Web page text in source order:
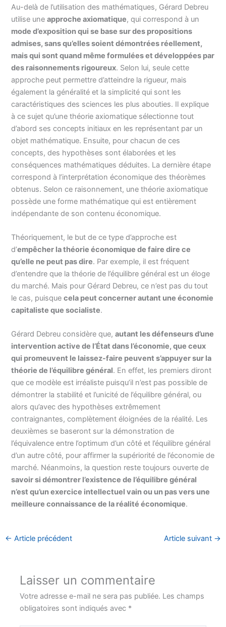
Au-delà de l’utilisation des mathématiques, Gérard Debreu
utilise uneapproche axiomatique, qui correspond à un
mode d’exposition qui se base sur des propositions
admises, sans qu’elles soient démontrées réellement,
mais qui sont quand même formulées et développées par
des raisonnements rigoureux. Selon lui, seule cette
approche peut permettre d’atteindre la rigueur, mais
également la généralité et la simplicité qui sont les
caractéristiques des sciences les plus abouties. Il explique
à ce sujet qu’une théorie axiomatique sélectionne tout
d’abord ses concepts initiaux en les représentant par un
objet mathématique. Ensuite, pour chacun de ces
concepts, des hypothèses sont élaborées et les
conséquences mathématiques déduites. La dernière étape
correspond à l’interprétation économique des théorèmes
obtenus. Selon ce raisonnement, une théorie axiomatique
possède une forme mathématique qui est entièrement
indépendante de son contenu économique.
Théoriquement, le but de ce type d’approche est
d’empêcher la théorie économique de faire dire ce
qu’elle ne peut pas dire. Par exemple, il est fréquent
d’entendre que la théorie de l’équilibre général est un éloge
du marché. Mais pour Gérard Debreu, ce n’est pas du tout
le cas, puisquecela peut concerner autant une économie
capitaliste que socialiste.
Gérard Debreu considère que,autant les défenseurs d’une
intervention active de l’État dans l’économie, que ceux
qui promeuvent le laissez-faire peuvent s’appuyer sur la
théorie de l’équilibre général. En effet, les premiers diront
que ce modèle est irréaliste puisqu’il n’est pas possible de
démontrer la stabilité et l’unicité de l’équilibre général, ou
alors qu’avec des hypothèses extrêmement
contraignantes, complètement éloignées de la réalité. Les
deuxièmes se baseront sur la démonstration de
l’équivalence entre l’optimum d’un côté et l’équilibre général
d’un autre côté, pour affirmer la supériorité de l’économie de
marché. Néanmoins, la question reste toujours ouverte de
savoir si démontrer l’existence de l’équilibre général
n’est qu’un exercice intellectuel vain ou un pas vers une
meilleure connaissance de la réalité économique.
← Article précédent Article suivant →
Laisser un commentaire
Votre adresse e-mail ne sera pas publiée. Les champs
obligatoires sont indiqués avec *